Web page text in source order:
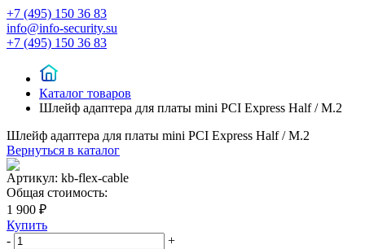
+7 (495) 150 36 83
info@info-security.su
+7 (495) 150 36 83
Каталог товаров
Шлейф адаптера для платы mini PCI Express Half / М.2
Шлейф адаптера для платы mini PCI Express Half / М.2
Вернуться в каталог
Артикул: kb-flex-cable
Общая стоимость:
1 900 ₽
Купить
-
+